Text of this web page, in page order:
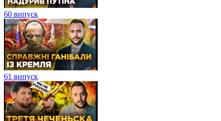
60 випуск
61 випуск